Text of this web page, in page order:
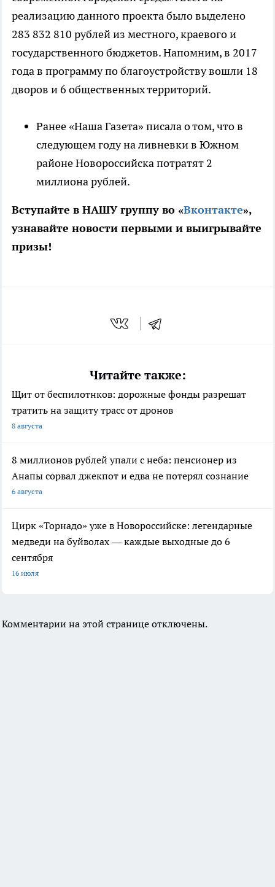
реализацию данного проекта было выделено
283 832 810 рублей из местного, краевого и
государственного бюджетов. Напомним, в 2017
года в программу по благоустройству вошли 18
дворов и 6 общественных территорий.
Ранее «Наша Газета» писала о том, что в
следующем году на ливневки в Южном
районе Новороссийска потратят 2
миллиона рублей.
Вступайте в НАШУ группу во «Вконтакте»,
узнавайте новости первыми и выигрывайте
призы!
Читайте также:
Щит от беспилотнков: дорожные фонды разрешат
тратить на защиту трасс от дронов
8 августа
8 миллионов рублей упали с неба: пенсионер из
Анапы сорвал джекпот и едва не потерял сознание
6 августа
Цирк «Торнадо» уже в Новороссийске: легендарные
медведи на буйволах — каждые выходные до 6
сентября
16 июля
Комментарии на этой странице отключены.